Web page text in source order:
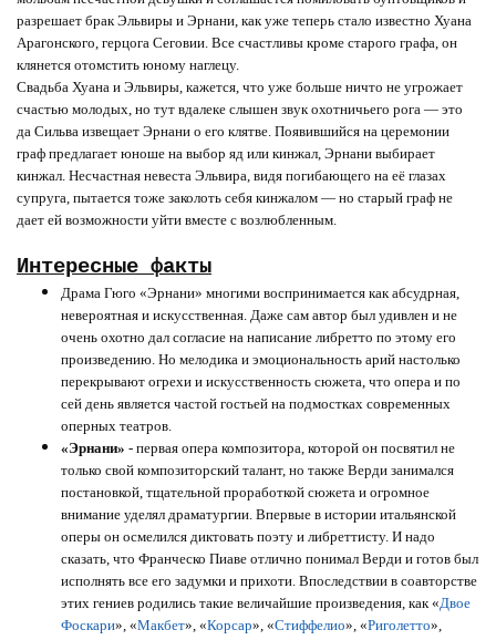
разрешает брак Эльвиры и Эрнани, как уже теперь стало известно Хуана
Арагонского, герцога Сеговии. Все счастливы кроме старого графа, он
клянется отомстить юному наглецу.
Свадьба Хуана и Эльвиры, кажется, что уже больше ничто не угрожает
счастью молодых, но тут вдалеке слышен звук охотничьего рога — это
да Сильва извещает Эрнани о его клятве. Появившийся на церемонии
граф предлагает юноше на выбор яд или кинжал, Эрнани выбирает
кинжал. Несчастная невеста Эльвира, видя погибающего на её глазах
супруга, пытается тоже заколоть себя кинжалом — но старый граф не
дает ей возможности уйти вместе с возлюбленным.
Интересные факты
Драма Гюго «Эрнани» многими воспринимается как абсудрная,
невероятная и искусственная. Даже сам автор был удивлен и не
очень охотно дал согласие на написание либретто по этому его
произведению. Но мелодика и эмоциональность арий настолько
перекрывают огрехи и искусственность сюжета, что опера и по
сей день является частой гостьей на подмостках современных
оперных театров.
«Эрнани» - первая опера композитора, которой он посвятил не
только свой композиторский талант, но также Верди занимался
постановкой, тщательной проработкой сюжета и огромное
внимание уделял драматургии. Впервые в истории итальянской
оперы он осмелился диктовать поэту и либреттисту. И надо
сказать, что Франческо Пиаве отлично понимал Верди и готов был
исполнять все его задумки и прихоти. Впоследствии в соавторстве
этих гениев родились такие величайшие произведения, как «Двое
Фоскари», «Макбет», «Корсар», «Стиффелио», «Риголетто»,